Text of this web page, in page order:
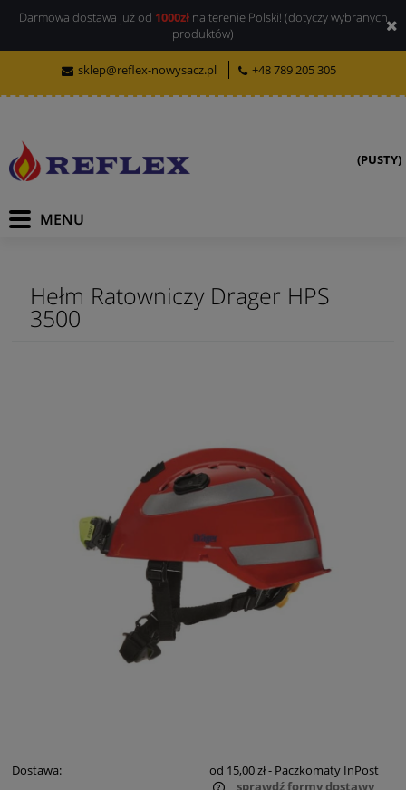
Darmowa dostawa już od 1000złna terenie Polski! (dotyczy wybranych
produktów)
sklep@reflex-nowysacz.pl +48 789 205 305
(PUSTY)
Hełm Ratowniczy Drager HPS
3500
Dostawa: od 15,00 zł- Paczkomaty InPost
sprawdź formy dostawy